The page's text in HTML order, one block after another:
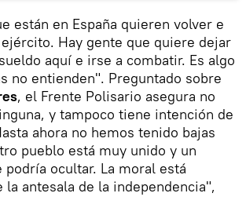
están en España quieren volver e
Hay gente que quiere dejar
aquí e irse a combatir. Es algo
no entienden". Preguntado sobre
, el Frente Polisario asegura no
y tampoco tiene intención de
ahora no hemos tenido bajas
pueblo está muy unido y un
podría ocultar. La moral está
la antesala de la independencia",